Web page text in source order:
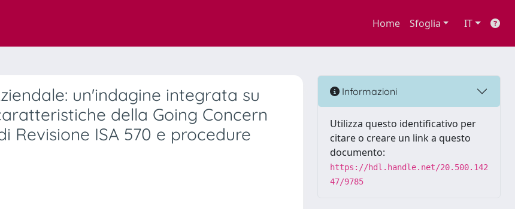
Home Sfoglia IT
un'indagine integrata su
della Going Concern
Revisione ISA 570 e procedure
Informazioni
Utilizza questo identificativo per
citare o creare un link a questo
documento:
https://hdl.handle.net/20.500.142
47/9785